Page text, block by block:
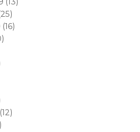
(13)
(16)
(12)